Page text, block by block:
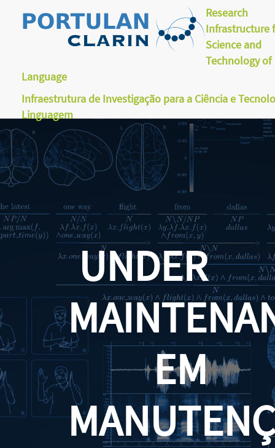
Research
Infrastructure
Science and
Technology of
Language
Infraestrutura de Investigação para a Ciência e
Linguagem
UNDER
EM